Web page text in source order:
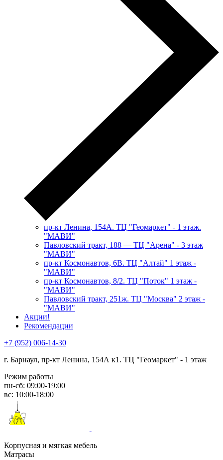
пр-кт Ленина, 154А. ТЦ "Геомаркет" - 1 этаж.
"МАВИ"
​Павловский тракт, 188 — ТЦ "Арена" - 3 этаж
"МАВИ"
пр-кт Космонавтов, 6В. ТЦ "Алтай" 1 этаж -
"МАВИ"
пр-кт Космонавтов, 8/2. ТЦ "Поток" 1 этаж -
"МАВИ"
Павловский тракт, 251ж. ТЦ "Москва" 2 этаж -
"МАВИ"
Акции!
Рекомендации
+7 (952) 006-14-30
г. Барнаул, пр-кт Ленина, 154А к1. ТЦ "Геомаркет" - 1 этаж
Режим работы
пн-сб: 09:00-19:00
вс: 10:00-18:00
Корпусная и мягкая мебель
Матрасы